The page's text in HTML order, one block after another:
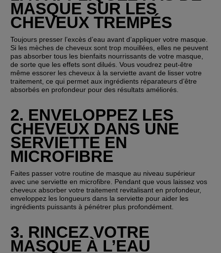
MASQUE SUR LES
CHEVEUX TREMPÉS
Toujours presser l’excès d’eau avant d’appliquer votre masque.
Si les mèches de cheveux sont trop mouillées, elles ne peuvent
pas absorber tous les bienfaits nourrissants de votre masque,
de sorte que les effets sont dilués. Vous voudrez peut-être
même essorer les cheveux à la serviette avant de lisser votre
traitement, ce qui permet aux ingrédients réparateurs d’être
absorbés en profondeur pour des résultats améliorés.
2. ENVELOPPEZ LES
CHEVEUX DANS UNE
SERVIETTE EN
MICROFIBRE
Faites passer votre routine de masque au niveau supérieur
avec une serviette en microfibre. Pendant que vous laissez vos
cheveux absorber votre traitement revitalisant en profondeur,
enveloppez les longueurs dans la serviette pour aider les
ingrédients puissants à pénétrer plus profondément.
3. RINCEZ VOTRE
MASQUE À L’EAU